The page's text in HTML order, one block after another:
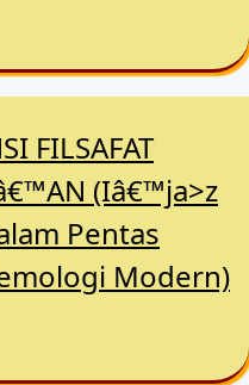
FILSAFAT
(Iâ€™ja>z
Pentas
Modern)